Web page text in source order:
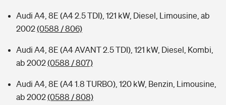
Audi A4, 8E (A4 2.5 TDI), 121 kW, Diesel, Limousine, ab
2002(0588 / 806)
Audi A4, 8E (A4 AVANT 2.5 TDI), 121 kW, Diesel, Kombi,
ab 2002(0588 / 807)
Audi A4, 8E (A4 1.8 TURBO), 120 kW, Benzin, Limousine,
ab 2002(0588 / 808)